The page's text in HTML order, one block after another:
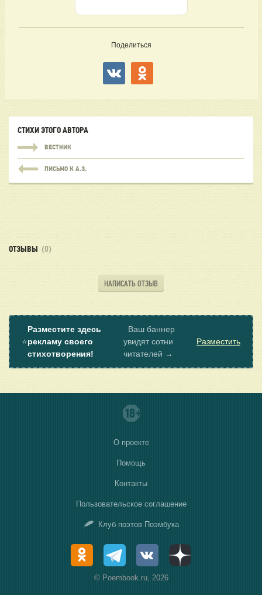
Поделиться
СТИХИ ЭТОГО АВТОРА
ВЕСТНИК
ПИСЬМО К А.З.
ОТЗЫВЫ (0)
НАПИСАТЬ ОТЗЫВ
⭐
Разместите здесь
рекламу своего
стихотворения!
Ваш баннер
увидят сотни
читателей →
Разместить
О проекте
Помощь
Контакты
Пользовательское соглашение
Клуб поэтов Поэмбука
© Poembook.ru, 2026